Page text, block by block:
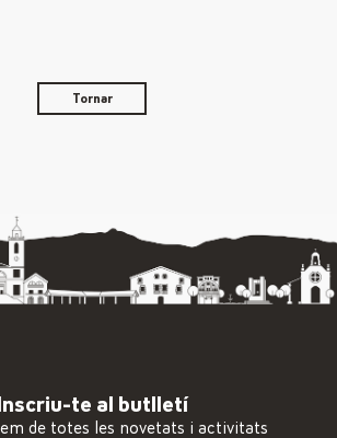
Tornar
Inscriu-te al butlletí
de totes les novetats i activitats